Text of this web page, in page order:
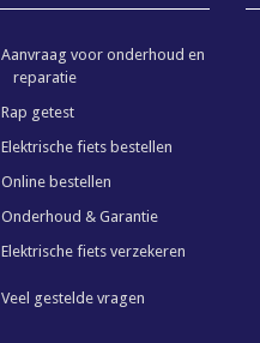
Aanvraag voor onderhoud en
reparatie
Rap getest
Elektrische fiets bestellen
Online bestellen
Onderhoud & Garantie
Elektrische fiets verzekeren
Veel gestelde vragen